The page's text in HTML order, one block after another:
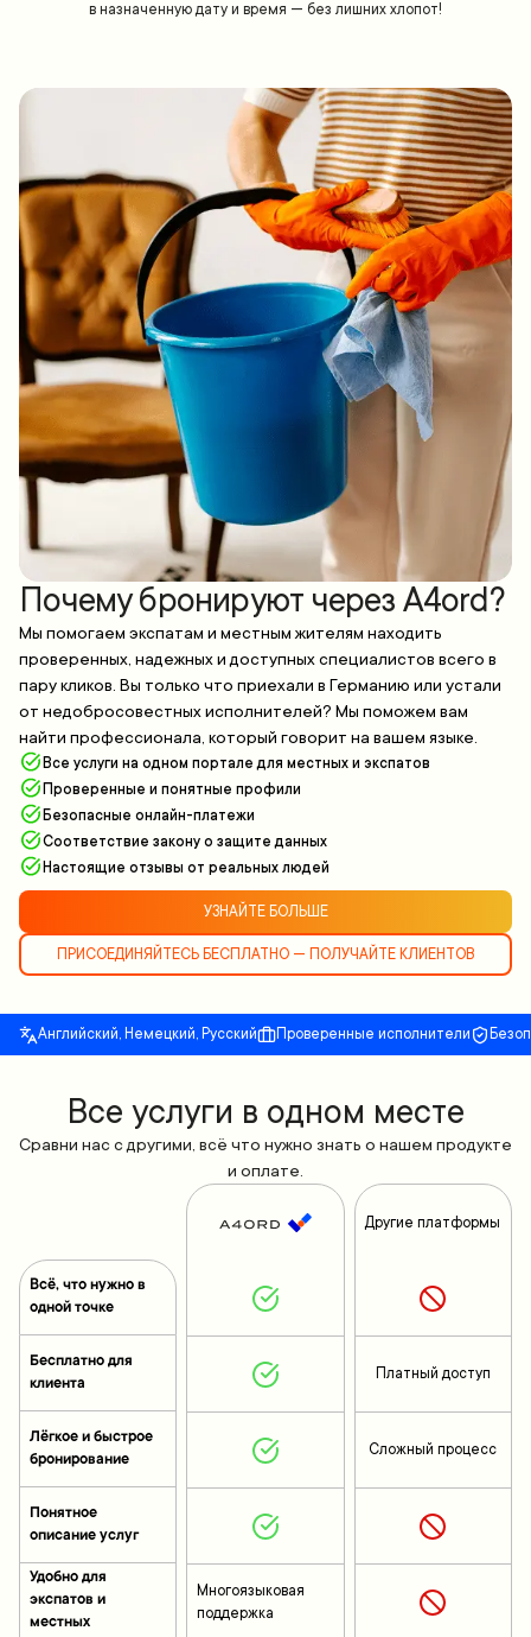
в назначенную дату и время — без лишних хлопот!
Почему бронируют через A4ord?
Мы помогаем экспатам и местным жителям находить
проверенных, надежных и доступных специалистов всего в
пару кликов. Вы только что приехали в Германию или устали
от недобросовестных исполнителей? Мы поможем вам
найти профессионала, который говорит на вашем языке.
Все услуги на одном портале для местных и экспатов
Проверенные и понятные профили
Безопасные онлайн-платежи
Соответствие закону о защите данных
Настоящие отзывы от реальных людей
УЗНАЙТЕ БОЛЬШЕ
ПРИСОЕДИНЯЙТЕСЬ БЕСПЛАТНО — ПОЛУЧАЙТЕ КЛИЕНТОВ
Английский, Немецкий, Русский Проверенные исполнители
Все yслуги в одном месте
Сравни нас с другими, всё что нужно знать о нашем продукте
и оплате.
Всё, что нужно в
одной точке
Бесплатно для
клиента
Лёгкое и быстрое
бронирование
Понятное
описание услуг
Удобно для
экспатов и
местных
Многоязыковая
поддержка
Другие платформы
Платный доступ
Сложный процесс